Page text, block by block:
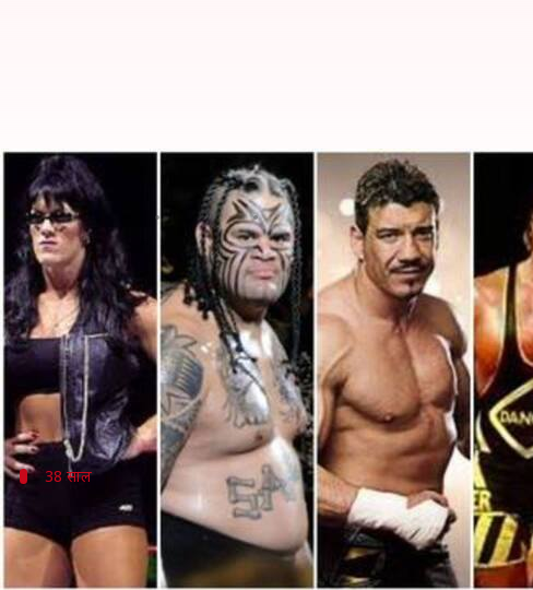
WWE के वो 5 रेसलर जिन्होंने कम उम्र में
लेखन Neeraj Pandey Nov 30, 2018 08:04 pm
क्या है खबर?
रेसलिंग जगत में प्रोफेशनल रेसलर्स की मौत ने काफी गहरा झटका
एक रेसलर के लिए अपने करैक्टर और वास्तविक जीवन को एक
कुछ रेसलर ऐसे रहे हैं, जिनकी जीवनलीला काफी जल्दी समाप्त
38 साल
एडि गुरेरो
WWE
जगत में यदि कोई सबसे ज्यादा प्रभाव डाल सकता था तो वो थे
एडि को उनके शानदार रिंग स्किल के लिए जाना जाता है और इसके